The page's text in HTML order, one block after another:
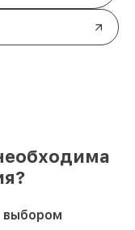
выбором